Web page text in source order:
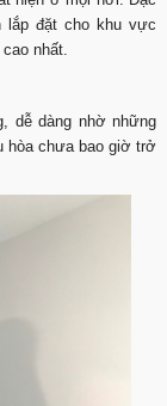
lắp đặt cho khu vực
nhất.
dễ dàng nhờ những
hòa chưa bao giờ trở